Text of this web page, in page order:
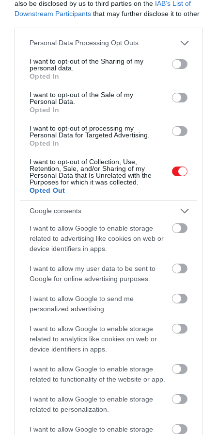
also be disclosed by us to third parties on the IAB’s List of
Downstream Participants that may further disclose it to other
Please note that this website/app uses one or more Google
not limited to your visit or usage behaviour. You may click to
grant or deny consent to Google and its third-party tags to
use your data for below specified purposes in below Google
consent section.
Personal Data Processing Opt Outs
I want to opt-out of the Sharing of my
personal data.
Opted In
I want to opt-out of the Sale of my
Personal Data.
Opted In
I want to opt-out of processing my
Personal Data for Targeted Advertising.
Opted In
I want to opt-out of Collection, Use,
Retention, Sale, and/or Sharing of my
Personal Data that Is Unrelated with the
Purposes for which it was collected.
Opted Out
Google consents
I want to allow Google to enable storage
related to advertising like cookies on web or
device identifiers in apps.
I want to allow my user data to be sent to
Google for online advertising purposes.
I want to allow Google to send me
personalized advertising.
I want to allow Google to enable storage
related to analytics like cookies on web or
device identifiers in apps.
I want to allow Google to enable storage
related to functionality of the website or app.
I want to allow Google to enable storage
related to personalization.
I want to allow Google to enable storage
I. Margitádáz királynő volt, a középkor egyik
legbefolyásosabb női uralkodója. A „királynőnek"
Norvégia és Dánia régense volt. Az ő erőfeszítései és
dinasztikus politikája vezetett a kalmari unióhoz:
Svédország, Norvégia és Dánia egyesítéséhez.
képességei miatt a történészek az európai
első nagy uralkodó királynőjének tartják.
Aquitániai Eleonóra
Aquitániai Eleonóraa 12. századi Európa talán
leghatalmasabb asszonya volt. Életében VII. Lajos